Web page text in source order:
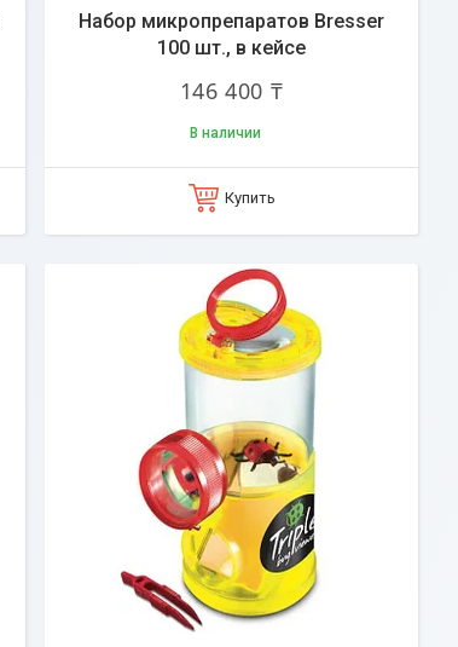
Набор микропрепаратов Bresser
100 шт., в кейсе
146 400 ₸
В наличии
Купить